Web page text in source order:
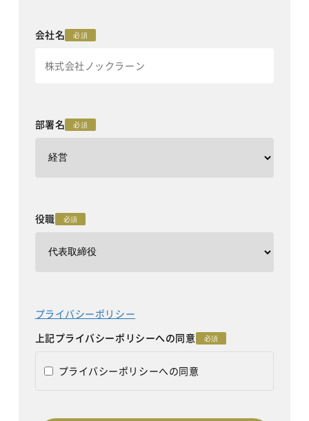
会社名 必須
部署名 必須
役職 必須
プライバシーポリシー
上記プライバシーポリシーへの同意
必須
プライバシーポリシーへの同意